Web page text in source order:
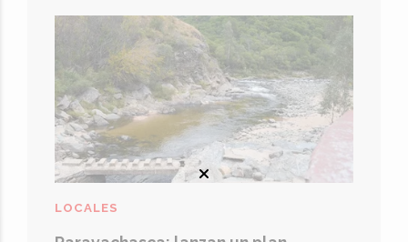
LOCALES